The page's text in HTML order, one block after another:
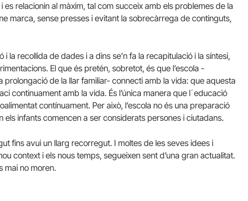
i es relacionin al màxim, tal com succeix amb els problemes de la
marca, sense presses i evitant la sobrecàrrega de continguts,
i la recollida de dades i a dins se’n fa la recapitulació i la síntesi,
El que és pretén, sobretot, és que l’escola -
de la llar familiar- connecti amb la vida: que aquesta
continuament amb la vida. És l’única manera que l´educació
contínuament. Per això, l’escola no és una preparació
els infants comencen a ser considerats persones i ciutadans.
fins avui un llarg recorregut. I moltes de les seves idees i
context i els nous temps, segueixen sent d’una gran actualitat.
mai no moren.